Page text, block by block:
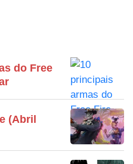
do Free
(Abril